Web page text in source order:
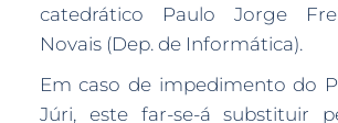
catedrático Paulo Jorge
Novais (Dep. de Informática).
Em caso de impedimento do
Júri, este far-se-á substituir